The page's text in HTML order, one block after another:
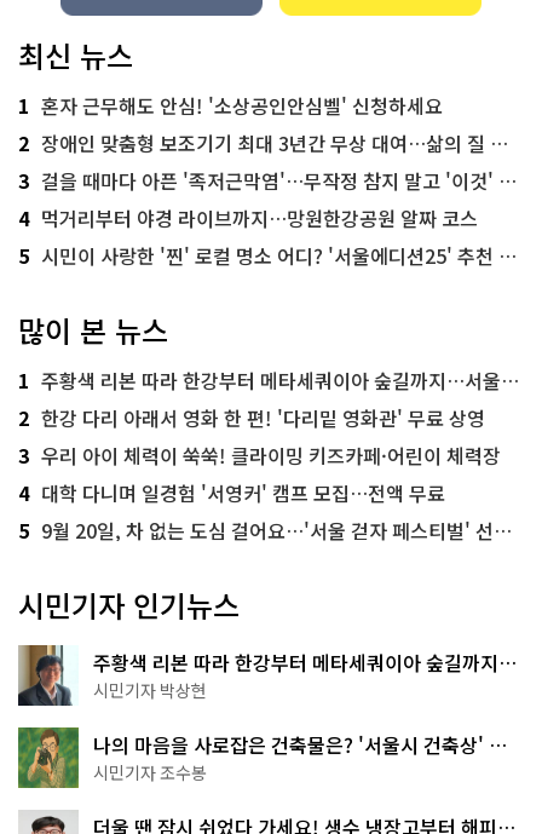
최신 뉴스
1 혼자 근무해도 안심! '소상공인안심벨' 신청하세요
2 장애인 맞춤형 보조기기 최대 3년간 무상 대여…삶의 질 높인다
3 걸을 때마다 아픈 '족저근막염'…무작정 참지 말고 '이것' 해보세요!
4 먹거리부터 야경 라이브까지…망원한강공원 알짜 코스
5 시민이 사랑한 '찐' 로컬 명소 어디? '서울에디션25' 추천 코스
많이 본 뉴스
1 주황색 리본 따라 한강부터 메타세쿼이아 숲길까지…서울둘레길 15코스
2 한강 다리 아래서 영화 한 편! '다리밑 영화관' 무료 상영
3 우리 아이 체력이 쑥쑥! 클라이밍 키즈카페·어린이 체력장
4 대학 다니며 일경험 '서영커' 캠프 모집…전액 무료
5 9월 20일, 차 없는 도심 걸어요…'서울 걷자 페스티벌' 선착순 5천명
시민기자 인기뉴스
주황색 리본 따라 한강부터 메타세쿼이아 숲길까지…
서울둘레길 15코스
시민기자 박상현
나의 마음을 사로잡은 건축물은? '서울시 건축상' 수
상작 공개!
시민기자 조수봉
더울 땐 잠시 쉬었다 가세요! 생수 냉장고부터 해피소